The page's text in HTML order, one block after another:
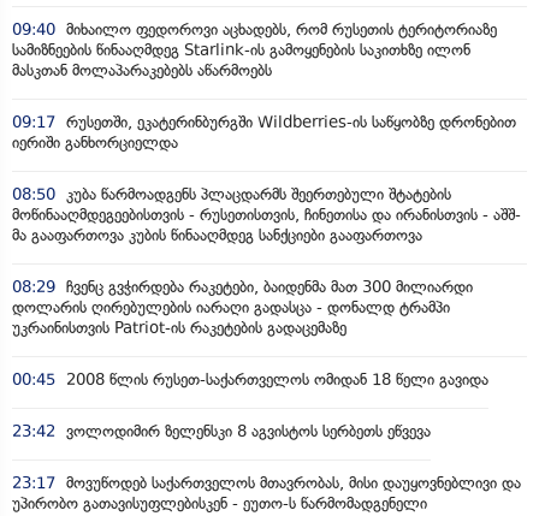
09:40 მიხაილო ფედოროვი აცხადებს, რომ რუსეთის ტერიტორიაზე
სამიზნეების წინააღმდეგ Starlink-ის გამოყენების საკითხზე ილონ
მასკთან მოლაპარაკებებს აწარმოებს
09:17 რუსეთში, ეკატერინბურგში Wildberries-ის საწყობზე დრონებით
იერიში განხორციელდა
08:50
კუბა წარმოადგენს პლაცდარმს შეერთებული შტატების
მოწინააღმდეგეებისთვის - რუსეთისთვის, ჩინეთისა და ირანისთვის - აშშ-
მა გააფართოვა კუბის წინააღმდეგ სანქციები გააფართოვა
08:29 ჩვენც გვჭირდება რაკეტები, ბაიდენმა მათ 300 მილიარდი
დოლარის ღირებულების იარაღი გადასცა - დონალდ ტრამპი
უკრაინისთვის Patriot-ის რაკეტების გადაცემაზე
00:45 2008 წლის რუსეთ-საქართველოს ომიდან 18 წელი გავიდა
23:42 ვოლოდიმირ ზელენსკი 8 აგვისტოს სერბეთს ეწვევა
23:17 მოვუწოდებ საქართველოს მთავრობას, მისი დაუყოვნებლივი და
უპირობო გათავისუფლებისკენ - ეუთო-ს წარმომადგენელი